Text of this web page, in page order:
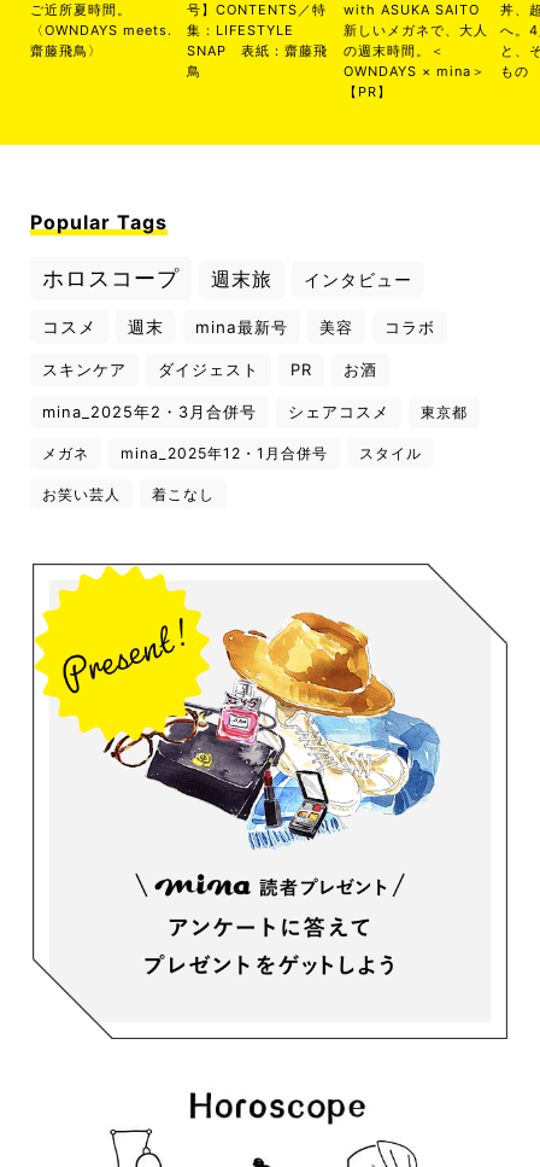
ご近所夏時間。
〈OWNDAYS meets.
齋藤飛鳥〉
号】CONTENTS／特
集：LIFESTYLE
SNAP 表紙：齋藤飛
鳥
with ASUKA SAITO
新しいメガネで、大人
の週末時間。＜
OWNDAYS × mina＞
【PR】
丼、
へ。
と、
もの
Popular Tags
ホロスコープ 週末旅 インタビュー
コスメ 週末 mina最新号 美容 コラボ
スキンケア ダイジェスト PR お酒
mina_2025年2・3月合併号 シェアコスメ 東京都
メガネ mina_2025年12・1月合併号 スタイル
お笑い芸人 着こなし